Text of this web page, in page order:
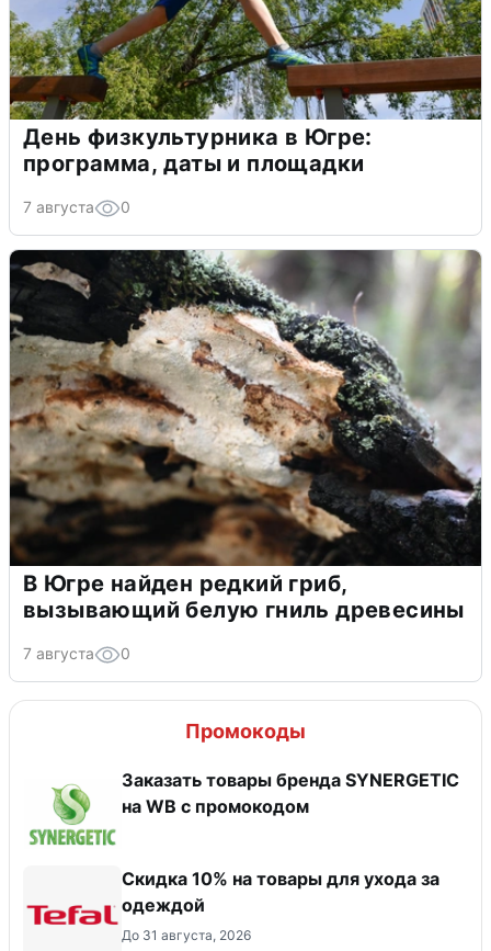
День физкультурника в Югре:
программа, даты и площадки
7 августа 0
В Югре найден редкий гриб,
вызывающий белую гниль древесины
7 августа 0
Промокоды
Заказать товары бренда SYNERGETIC
на WB с промокодом
Скидка 10% на товары для ухода за
одеждой
До 31 августа, 2026